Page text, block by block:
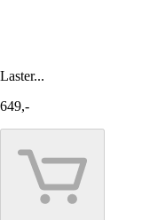
Laster...
649,-